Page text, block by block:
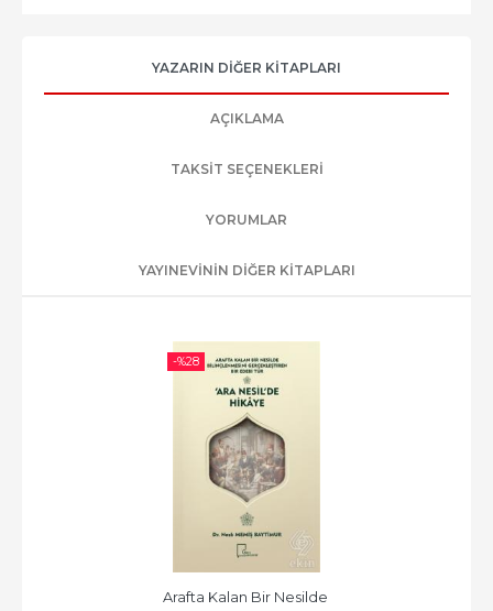
YAZARIN DIĞER KITAPLARI
AÇIKLAMA
TAKSIT SEÇENEKLERI
YORUMLAR
YAYINEVININ DIĞER KITAPLARI
-%28
Arafta Kalan Bir Nesilde